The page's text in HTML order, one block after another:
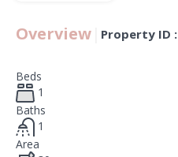
Overview Property ID :
Beds
1
Baths
1
Area